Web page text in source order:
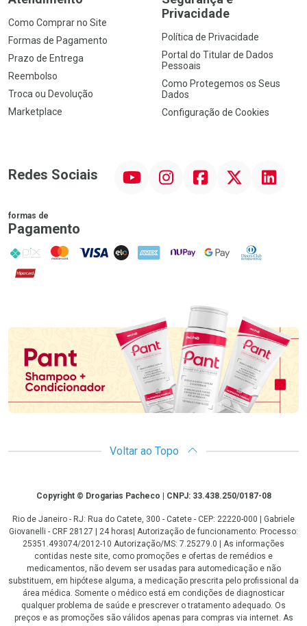
Como Comprar no Site
Formas de Pagamento
Prazo de Entrega
Reembolso
Troca ou Devolução
Marketplace
Privacidade
Política de Privacidade
Portal do Titular de Dados
Pessoais
Como Protegemos os Seus
Dados
Configuração de Cookies
Redes Sociais InstagramFacebook Linkedin
formas de
Pagamento
PIX MasterCard
VISA ELO AMEX NuPay Google PayDiners Club
Hipercard
Promoção em Destaque
Voltar ao Topo
CopyrightCopyright © Drogarias Pacheco | CNPJ: 33.438.250/0187-08
Rio de Janeiro - RJ: Rua do Catete, 300 - Catete - CEP: 22220-000 | Gabriele
Giovanelli - CRF 28127 | 24 horas| Autorização de funcionamento: Processo:
25351.493074/2012-10 Autorização/MS: 7.25279.0 | As informações
contidas neste site, como promoções e ofertas de remédios e
medicamentos, não devem ser usadas para automedicação e não
substituem, em hipótese alguma, a medicação prescrita pelo profissional da
área médica. Somente o médico está em condições de diagnosticar
qualquer problema de saúde e prescrever o tratamento adequado. Os
preços e as promoções são válidos apenas para compras via internet. As